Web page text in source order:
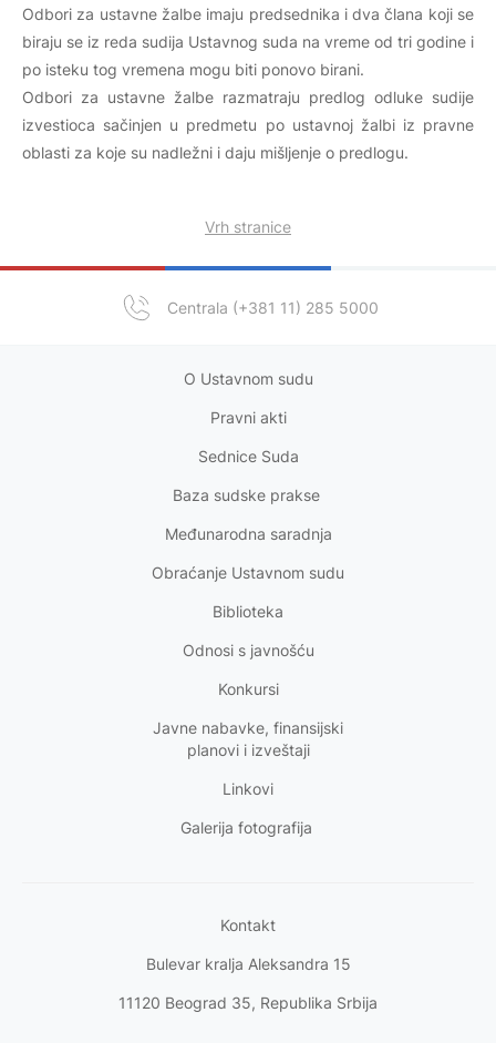
Odbori za ustavne žalbe imaju predsednika i dva člana koji se
biraju se iz reda sudija Ustavnog suda na vreme od tri godine i
po isteku tog vremena mogu biti ponovo birani.
Odbori za ustavne žalbe razmatraju predlog odluke sudije
izvestioca sačinjen u predmetu po ustavnoj žalbi iz pravne
oblasti za koje su nadležni i daju mišljenje o predlogu.
Centrala (+381 11) 285 5000
Vrh stranice
O Ustavnom sudu
Pravni akti
Sednice Suda
Baza sudske prakse
Međunarodna saradnja
Obraćanje Ustavnom sudu
Biblioteka
Odnosi sjavnošću
Konkursi
Javne nabavke, finansijski
planovi i izveštaji
Linkovi
Galerija fotografija
Kontakt
Bulevar kralja Aleksandra 15
11120 Beograd 35, Republika Srbija